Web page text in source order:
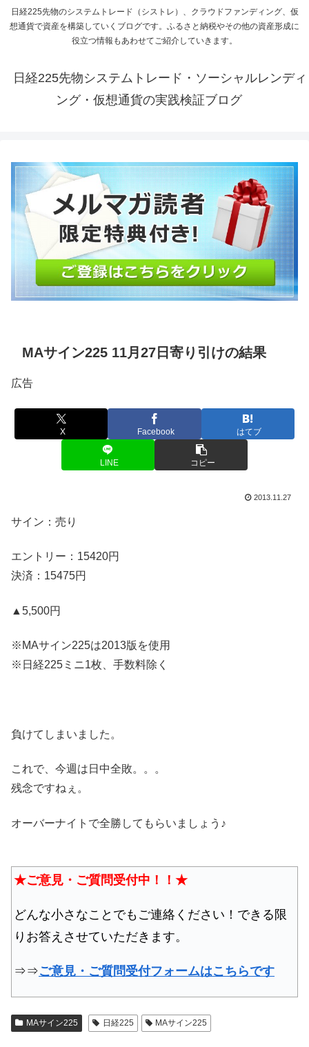
日経225先物のシステムトレード（シストレ）、クラウドファンディング、仮
想通貨で資産を構築していくブログです。ふるさと納税やその他の資産形成に
役立つ情報もあわせてご紹介していきます。
日経225先物システムトレード・ソーシャルレンディ
ング・仮想通貨の実践検証ブログ
MAサイン225 11月27日寄り引けの結果
広告
X Facebook はてブ
LINE コピー
2013.11.27
サイン：売り
エントリー：15420円
決済：15475円
▲5,500円
※MAサイン225は2013版を使用
※日経225ミニ1枚、手数料除く
負けてしまいました。
これで、今週は日中全敗。。。
残念ですねぇ。
オーバーナイトで全勝してもらいましょう♪
★ご意見・ご質問受付中！！★
どんな小さなことでもご連絡ください！できる限
りお答えさせていただきます。
⇒⇒ご意見・ご質問受付フォームはこちらです
MAサイン225 日経225 MAサイン225